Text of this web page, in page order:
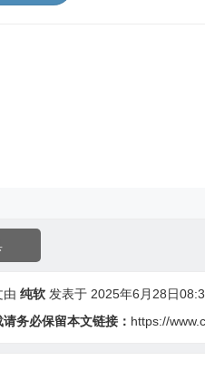
由 纯软 发表于 2025年6月28日
请务必保留本文链接： https://